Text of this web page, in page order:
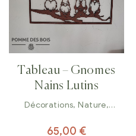
Tableau – Gnomes
Nains Lutins
Décorations,Nature,
65,00 €